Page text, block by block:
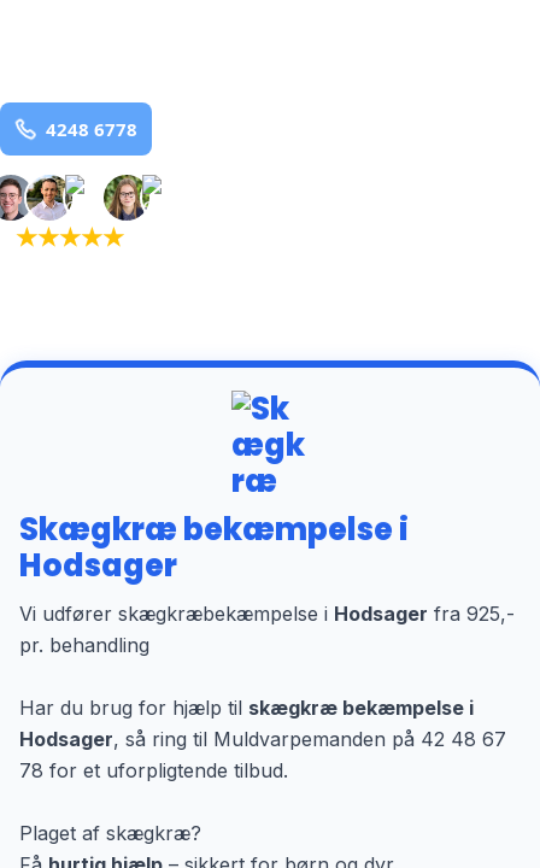
★★★★★(5,0)
Skægkræ bekæmpelse i
Hodsager
Vi udfører skægkræbekæmpelse i Hodsager fra 925,-
pr. behandling
Har du brug for hjælp til skægkræ bekæmpelse i
Hodsager, så ring til Muldvarpemanden på 42 48 67
78 for et uforpligtende tilbud.
Plaget af skægkræ?